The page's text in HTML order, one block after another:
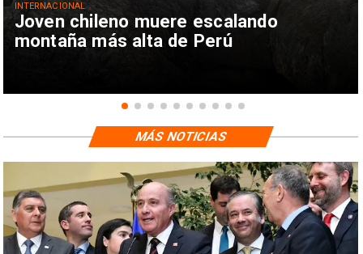
Joven chileno muere escalando
montaña más alta de Perú
INTERNACIONAL
MÁS NOTICIAS